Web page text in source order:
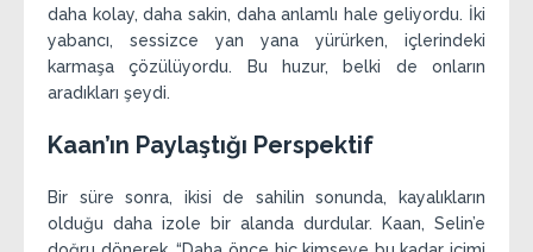
daha kolay, daha sakin, daha anlamlı hale geliyordu. İki
yabancı, sessizce yan yana yürürken, içlerindeki
karmaşa çözülüyordu. Bu huzur, belki de onların
aradıkları şeydi.
Kaan’ın Paylaştığı Perspektif
Bir süre sonra, ikisi de sahilin sonunda, kayalıkların
olduğu daha izole bir alanda durdular. Kaan, Selin’e